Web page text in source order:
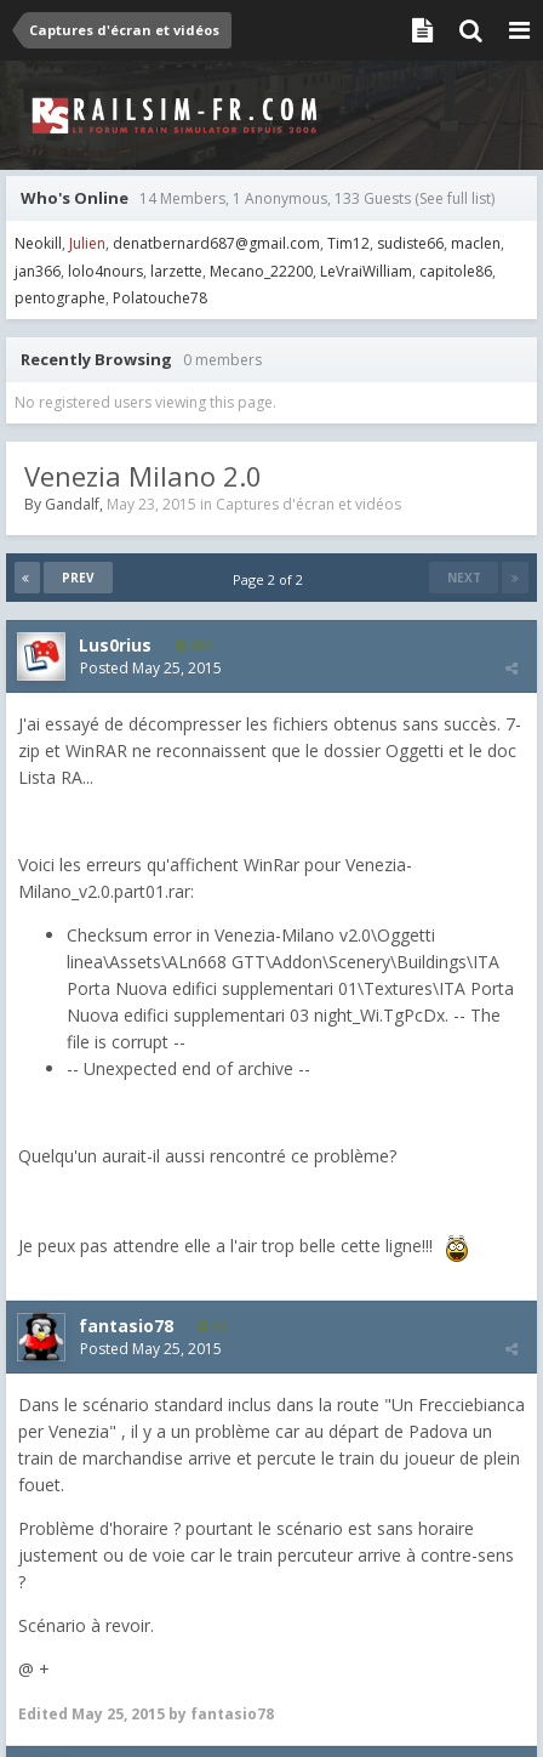
Captures d'écran et vidéos
Who's Online 14 Members, 1 Anonymous, 133 Guests (See full list)
Neokill Julien denatbernard687@gmail.com Tim12 sudiste66 maclen
jan366 lolo4nours larzette Mecano_22200 LeVraiWilliam capitole86
pentographe Polatouche78
Recently Browsing 0 members
No registered users viewing this page.
Venezia Milano 2.0
By Gandalf, May 23, 2015 in Captures d'écran et vidéos
PREV NEXT
Page 2 of 2
Lus0rius 682
Posted May 25, 2015
J'ai essayé de décompresser les fichiers obtenus sans succès. 7-
zip et WinRAR ne reconnaissent que le dossier Oggetti et le doc
Lista RA...
Voici les erreurs qu'affichent WinRar pour Venezia-
Milano_v2.0.part01.rar:
Checksum error in Venezia-Milano v2.0\Oggetti
linea\Assets\ALn668 GTT\Addon\Scenery\Buildings\ITA
Porta Nuova edifici supplementari 01\Textures\ITA Porta
Nuova edifici supplementari 03 night_Wi.TgPcDx. -- The
file is corrupt --
-- Unexpected end of archive --
Quelqu'un aurait-il aussi rencontré ce problème?
Je peux pas attendre elle a l'air trop belle cette ligne!!!
fantasio78 13
Posted May 25, 2015
Dans le scénario standard inclus dans la route "Un Frecciebianca
per Venezia" , il y a un problème car au départ de Padova un
train de marchandise arrive et percute le train du joueur de plein
fouet.
Problème d'horaire ? pourtant le scénario est sans horaire
justement ou de voie car le train percuteur arrive à contre-sens
?
Scénario à revoir.
@ +
Edited May 25, 2015 by fantasio78